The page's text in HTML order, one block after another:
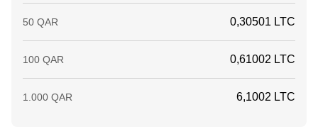
50 QAR 0,30501 LTC
100 QAR 0,61002 LTC
1.000 QAR 6,1002 LTC